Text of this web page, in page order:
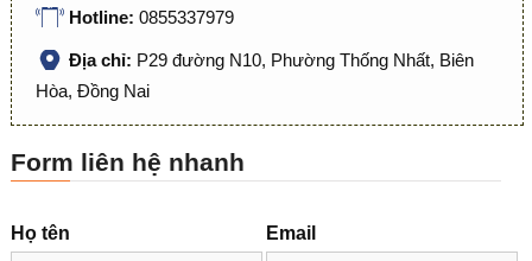
Hotline: 0855337979
Địa chỉ: P29 đường N10, Phường Thống Nhất, Biên
Hòa, Đồng Nai
Form liên hệ nhanh
Họ tên Email